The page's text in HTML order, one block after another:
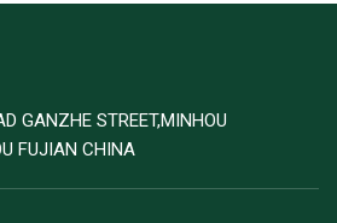
GANZHE STREET,MINHOU
FUJIAN CHINA